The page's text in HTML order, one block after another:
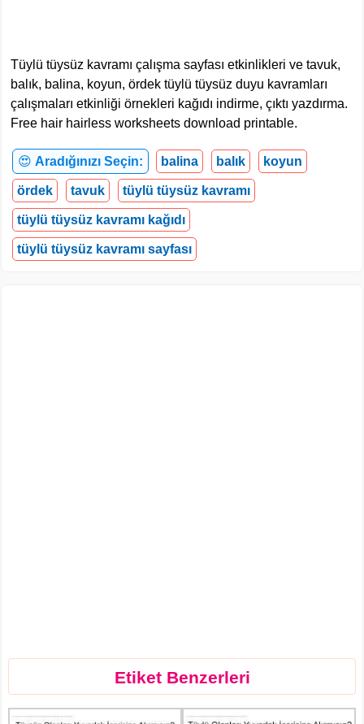
Tüylü tüysüz kavramı çalışma sayfası etkinlikleri ve tavuk,
balık, balina, koyun, ördek tüylü tüysüz duyu kavramları
çalışmaları etkinliği örnekleri kağıdı indirme, çıktı yazdırma.
Free hair hairless worksheets download printable.
😍 Aradığınızı Seçin: balina balık koyun
ördek tavuk tüylü tüysüz kavramı
tüylü tüysüz kavramı kağıdı
tüylü tüysüz kavramı sayfası
Etiket Benzerleri